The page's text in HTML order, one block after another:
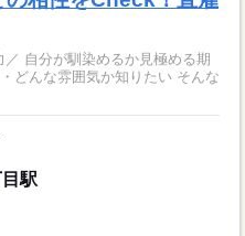
期
どんな雰囲気か知りたい そんな
駅